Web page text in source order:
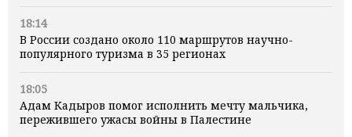
18:14
В России создано около 110 маршрутов научно-
популярного туризма в 35 регионах
18:05
Адам Кадыров помог исполнить мечту мальчика,
пережившего ужасы войны в Палестине